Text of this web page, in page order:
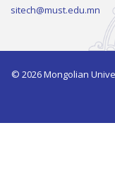
sitech@must.edu.mn
© 2026 Mongolian